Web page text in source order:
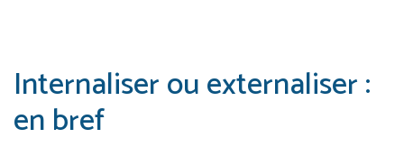
Internaliser ou externaliser :
en bref